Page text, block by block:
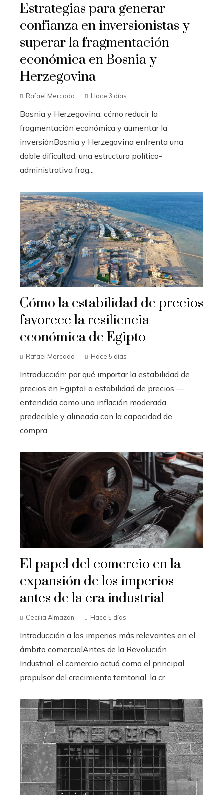
Estrategias para generar
confianza en inversionistas y
superar la fragmentación
económica en Bosnia y
Herzegovina
Rafael Mercado Hace 3 días
Bosnia y Herzegovina: cómo reducir la
fragmentación económica y aumentar la
inversiónBosnia y Herzegovina enfrenta una
doble dificultad: una estructura político-
administrativa frag...
Cómo la estabilidad de precios
favorece la resiliencia
económica de Egipto
Rafael Mercado Hace 5 días
Introducción: por qué importar la estabilidad de
precios en EgiptoLa estabilidad de precios —
entendida como una inflación moderada,
predecible y alineada con la capacidad de
compra...
El papel del comercio en la
expansión de los imperios
antes de la era industrial
Cecilia Almazán Hace 5 días
Introducción a los imperios más relevantes en el
ámbito comercialAntes de la Revolución
Industrial, el comercio actuó como el principal
propulsor del crecimiento territorial, la cr...